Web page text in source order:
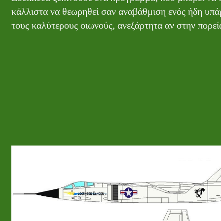
κάλλιστα να θεωρηθεί σαν αναβάθμιση ενός ήδη
τους καλύτερους οιωνούς, ανεξάρτητα αν στην